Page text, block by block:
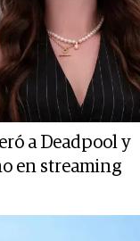
a Deadpool y
en streaming